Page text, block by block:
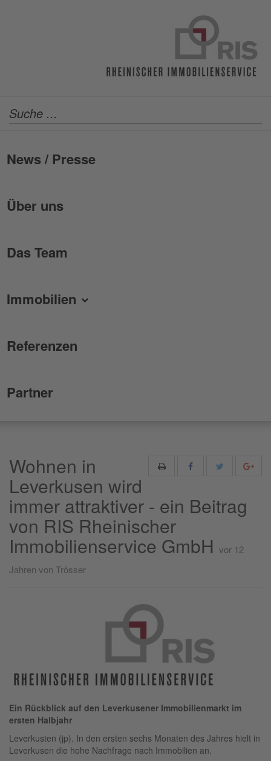
News / Presse
Über uns
Das Team
Immobilien
Referenzen
Partner
Wohnen in
Leverkusen wird
immer attraktiver - ein Beitrag
von RIS Rheinischer
Immobilienservice GmbH vor 12
Jahren von Trösser
Ein Rückblick auf den Leverkusener Immobilienmarkt im
ersten Halbjahr
Leverkusten (jp). In den ersten sechs Monaten des Jahres hielt in
Leverkusen die hohe Nachfrage nach Immobilien an.